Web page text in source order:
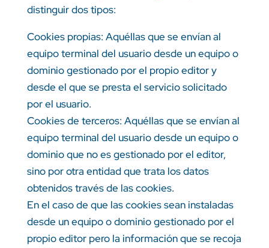
distinguir dos tipos:
Cookies propias: Aquéllas que se envían al
equipo terminal del usuario desde un equipo o
dominio gestionado por el propio editor y
desde el que se presta el servicio solicitado
por el usuario.
Cookies de terceros: Aquéllas que se envían al
equipo terminal del usuario desde un equipo o
dominio que no es gestionado por el editor,
sino por otra entidad que trata los datos
obtenidos través de las cookies.
En el caso de que las cookies sean instaladas
desde un equipo o dominio gestionado por el
propio editor pero la información que se recoja